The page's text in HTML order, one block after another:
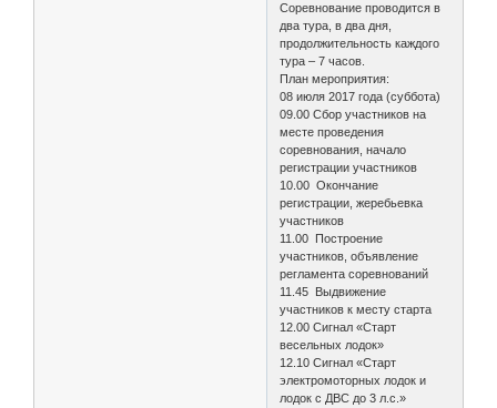
Соревнование проводится в
два тура, в два дня,
продолжительность каждого
тура – 7 часов.
План мероприятия:
08 июля 2017 года (суббота)
09.00 Сбор участников на
месте проведения
соревнования, начало
регистрации участников
10.00 Окончание
регистрации, жеребьевка
участников
11.00 Построение
участников, объявление
регламента соревнований
11.45 Выдвижение
участников к месту старта
12.00 Сигнал «Старт
весельных лодок»
12.10 Сигнал «Старт
электромоторных лодок и
лодок с ДВС до 3 л.с.»